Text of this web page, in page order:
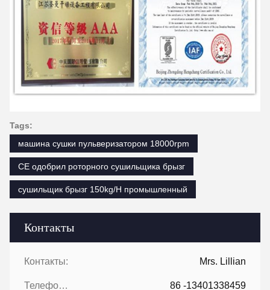
Контакты
Контакты: Mrs. Lillian
Телефон:: 86 -13401338459
Tags:
машина сушки пульверизатором 18000rpm
CE одобрил роторного сушильщика брызг
сушильщик брызг 150kg/H промышленный